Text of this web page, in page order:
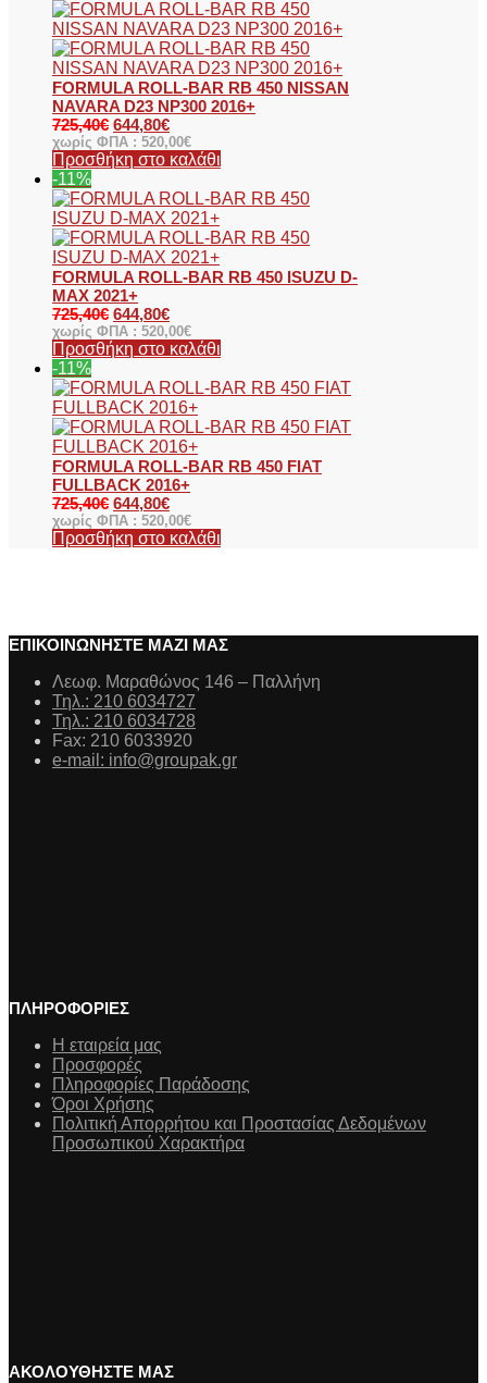
FORMULA ROLL-BAR RB 450 NISSAN
NAVARA D23 NP300 2016+
725,40€ 644,80€
χωρίς ΦΠΑ : 520,00€
Προσθήκη στο καλάθι
-11%
FORMULA ROLL-BAR RB 450 ISUZU D-
MAX 2021+
725,40€ 644,80€
χωρίς ΦΠΑ : 520,00€
Προσθήκη στο καλάθι
-11%
FORMULA ROLL-BAR RB 450 FIAT
FULLBACK 2016+
725,40€ 644,80€
χωρίς ΦΠΑ : 520,00€
Προσθήκη στο καλάθι
ΕΠΙΚΟΙΝΩΝΗΣΤΕ ΜΑΖΙ ΜΑΣ
Λεωφ. Μαραθώνος 146 – Παλλήνη
Τηλ.: 210 6034727
Τηλ.: 210 6034728
Fax: 210 6033920
e-mail: info@groupak.gr
ΠΛΗΡΟΦΟΡΙΕΣ
Η εταιρεία μας
Προσφορές
Πληροφορίες Παράδοσης
Όροι Χρήσης
Πολιτική Απορρήτου και Προστασίας Δεδομένων
Προσωπικού Χαρακτήρα
ΑΚΟΛΟΥΘΗΣΤΕ ΜΑΣ